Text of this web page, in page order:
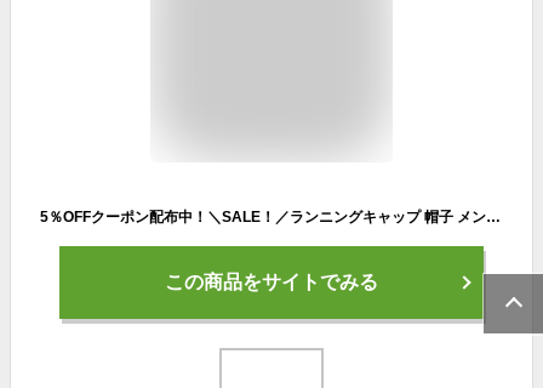
5％OFFクーポン配布中！＼SALE！／ランニングキャップ 帽子 メンズ メッシュ スポーツ ネックガード フリーサイズ ブラック 吸汗速乾 UVケア 反射材付き マラソン トレッキング 熱中症対策 日焼け止め ウォーキング ワーク 仕事 シンプル 取り外し可能メッシュ 首
この商品をサイトでみる